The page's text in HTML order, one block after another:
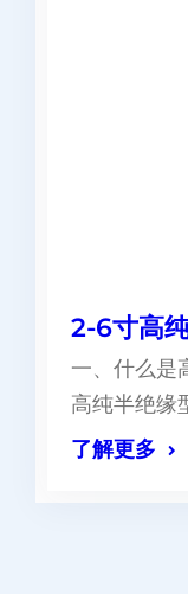
2-6寸高
一、什么是
高纯半绝缘
了解更多